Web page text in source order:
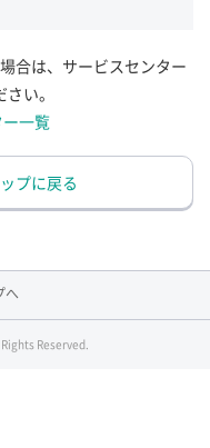
合は、サービスセンター
い。
一覧
プに戻る
へ
Reserved.